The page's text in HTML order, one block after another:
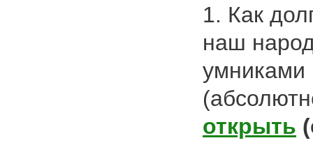
1. Как
наш
умниками
открыть